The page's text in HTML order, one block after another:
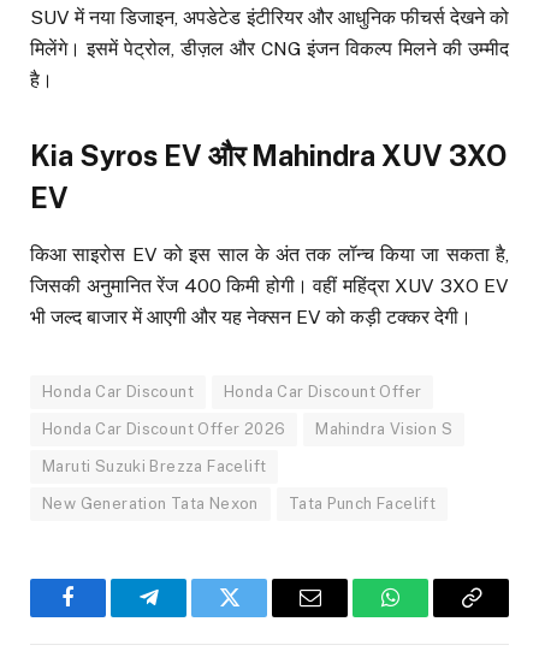
SUV में नया डिजाइन, अपडेटेड इंटीरियर और आधुनिक फीचर्स देखने को
मिलेंगे। इसमें पेट्रोल, डीज़ल और CNG इंजन विकल्प मिलने की उम्मीद
है।
Kia Syros EV और Mahindra XUV 3XO
EV
किआ साइरोस EV को इस साल के अंत तक लॉन्च किया जा सकता है,
जिसकी अनुमानित रेंज 400 किमी होगी। वहीं महिंद्रा XUV 3XO EV
भी जल्द बाजार में आएगी और यह नेक्सन EV को कड़ी टक्कर देगी।
Honda Car Discount Honda Car Discount Offer
Honda Car Discount Offer 2026 Mahindra Vision S
Maruti Suzuki Brezza Facelift
New Generation Tata Nexon Tata Punch Facelift
FacebookTelegramTwitter Email WhatsAppCopy